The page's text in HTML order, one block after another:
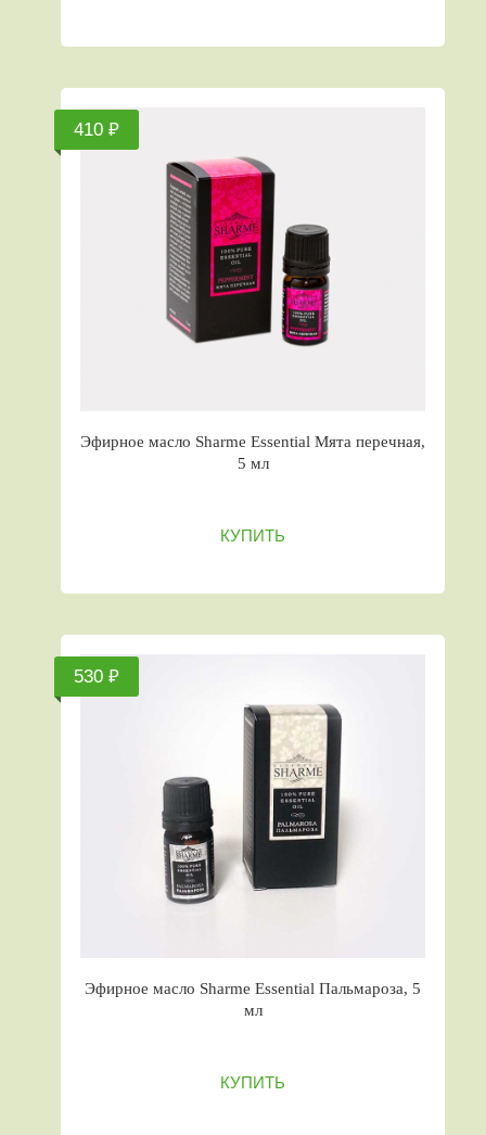
410 ₽
Эфирное масло Sharme Essential Мята перечная,
5 мл
КУПИТЬ
530 ₽
Эфирное масло Sharme Essential Пальмароза, 5
мл
КУПИТЬ